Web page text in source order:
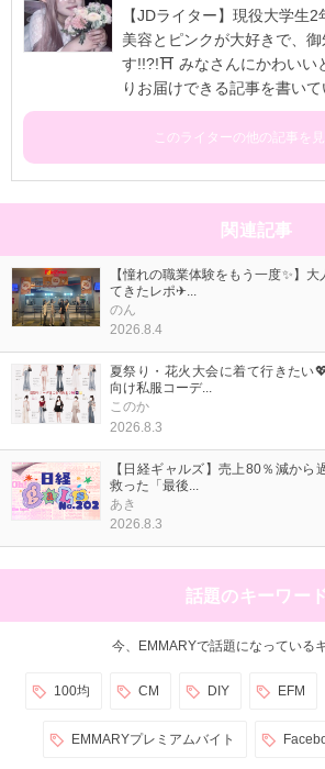
【JDライター】現役大学生
美容とピンクが大好きで、
す!!?!⛩️ みなさんにかわいい
りお届けできる記事を書いて
このライターの他の記事を
関連記事
【憧れの職業体験をもう一度✨】
てきたレポ✈...
のん
2026.8.4
夏祭り・花火大会に着て行きたい
向け私服コーデ...
このか
2026.8.3
【日経ギャルズ】売上80％減から
救った「最後...
あき
2026.8.3
話題のキーワード
今、EMMARYで話題になっている
100均 CM DIY EFM
EMMARYプレミアムバイト